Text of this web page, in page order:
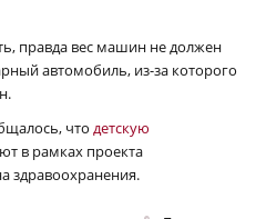
правда вес машин не должен
автомобиль, из-за которого
что детскую
в рамках проекта
здравоохранения.